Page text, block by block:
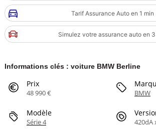
Tarif Assurance Auto en 1 min
Simulez votre assurance auto en
Informations clés : voiture BMW Berline
Prix
48 990 € BMW
Modèle
Série 4 420dA